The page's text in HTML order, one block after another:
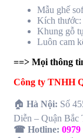
Mẫu ghế
Kích thước:
Khung gỗ
Luôn cam
==> Mọi thông
Công ty TNHH
🏠 Hà Nội: Số
Diễn – Quận Bắc
☎ Hotline: 0979